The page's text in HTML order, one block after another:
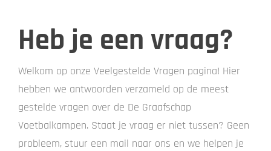
Heb je een vraag?
Welkom op onze Veelgestelde Vragen pagina! Hier
hebben we antwoorden verzameld op de meest
gestelde vragen over de De Graafschap
Voetbalkampen. Staat je vraag er niet tussen? Geen
probleem, stuur een mail naar ons en we helpen je